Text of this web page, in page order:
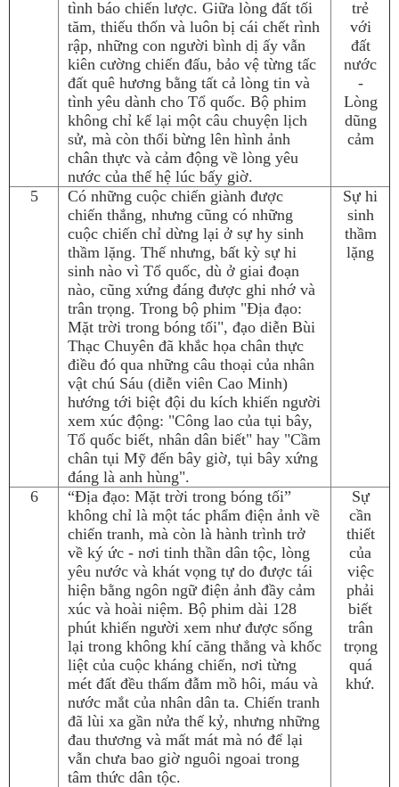
tình báo chiến lược. Giữa lòng đất tối
tăm, thiếu thốn và luôn bị cái chết rình
rập, những con người bình dị ấy vẫn
kiên cường chiến đấu, bảo vệ từng tấc
đất quê hương bằng tất cả lòng tin và
tình yêu dành cho Tổ quốc. Bộ phim
không chỉ kể lại một câu chuyện lịch
sử, mà còn thổi bừng lên hình ảnh
chân thực và cảm động về lòng yêu
nước của thế hệ lúc bấy giờ.
trẻ
với
đất
nước
-
Lòng
dũng
cảm
5
Có những cuộc chiến giành được
chiến thắng, nhưng cũng có những
cuộc chiến chỉ dừng lại ở sự hy sinh
thầm lặng. Thế nhưng, bất kỳ sự hi
sinh nào vì Tổ quốc, dù ở giai đoạn
nào, cũng xứng đáng được ghi nhớ và
trân trọng. Trong bộ phim "Địa đạo:
Mặt trời trong bóng tối", đạo diễn Bùi
Thạc Chuyên đã khắc họa chân thực
điều đó qua những câu thoại của nhân
vật chú Sáu (diễn viên Cao Minh)
hướng tới biệt đội du kích khiến người
xem xúc động: "Công lao của tụi bây,
Tổ quốc biết, nhân dân biết" hay "Cầm
chân tụi Mỹ đến bây giờ, tụi bây xứng
đáng là anh hùng".
Sự hi
sinh
thầm
lặng
6
“Địa đạo: Mặt trời trong bóng tối”
không chỉ là một tác phẩm điện ảnh về
chiến tranh, mà còn là hành trình trở
về ký ức - nơi tinh thần dân tộc, lòng
yêu nước và khát vọng tự do được tái
hiện bằng ngôn ngữ điện ảnh đầy cảm
xúc và hoài niệm. Bộ phim dài 128
phút khiến người xem như được sống
lại trong không khí căng thẳng và khốc
liệt của cuộc kháng chiến, nơi từng
mét đất đều thấm đẫm mồ hôi, máu và
nước mắt của nhân dân ta. Chiến tranh
đã lùi xa gần nửa thế kỷ, nhưng những
đau thương và mất mát mà nó để lại
vẫn chưa bao giờ nguôi ngoai trong
tâm thức dân tộc.
Sự
cần
thiết
của
việc
phải
biết
trân
trọng
quá
khứ.